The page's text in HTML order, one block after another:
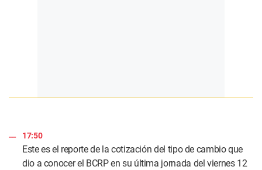
17:50
Este es el reporte de la cotización del tipo de cambio que
dio a conocer el BCRP en su última jornada del viernes 12